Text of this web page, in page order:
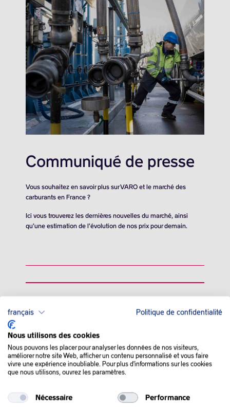
Communiqué de presse
Vous souhaitez en savoir plus sur VARO et le marché des
carburants en France ?
Ici vous trouverez les dernières nouvelles du marché, ainsi
qu’une estimation de l’évolution de nos prix pour demain.
QUE SE PASSE-T-IL
DANS LE MONDE :
Les cours du pétrole se sont redressés en fin de séance, jeudi,
échappant à une baisse grâce à un accès de faiblesse du dollar
L’or noir a d’abord réagi au chiffre de croissance aux États-Unis
français Politique de confidentialité
Nous utilisons des cookies
Nous pouvons les placer pour analyser les données de nos visiteurs,
améliorer notre site Web, afficher un contenu personnalisé et vous faire
vivre une expérience inoubliable. Pour plus d'informations sur les cookies
que nous utilisons, ouvrez les paramètres.
Nécessaire Performance